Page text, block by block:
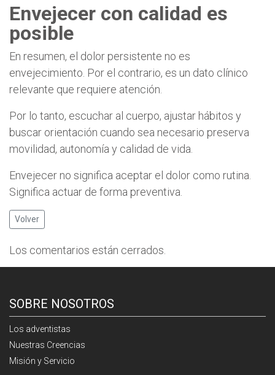
Envejecer con calidad es
posible
En resumen, el dolor persistente no es
envejecimiento. Por el contrario, es un dato clínico
relevante que requiere atención.
Por lo tanto, escuchar al cuerpo, ajustar hábitos y
buscar orientación cuando sea necesario preserva
movilidad, autonomía y calidad de vida.
Envejecer no significa aceptar el dolor como rutina.
Significa actuar de forma preventiva.
Volver
Los comentarios están cerrados.
SOBRE NOSOTROS
Los adventistas
Nuestras Creencias
Misión y Servicio